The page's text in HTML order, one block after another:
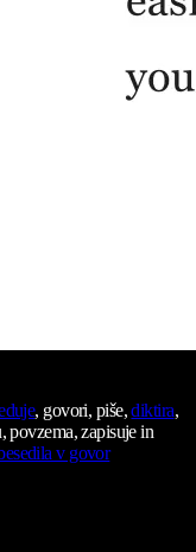
, govori, piše,diktira,
povzema, zapisuje in
v govor